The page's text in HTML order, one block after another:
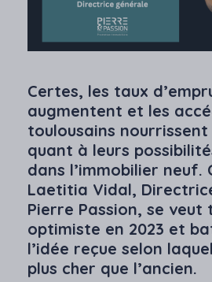
Certes, les taux
augmentent et les
toulousains
quant à leurs
dans l’immobilier neuf.
Laetitia Vidal,
Pierre Passion, se veut
optimiste en 2023 et
l’idée reçue selon
plus cher que l’ancien.